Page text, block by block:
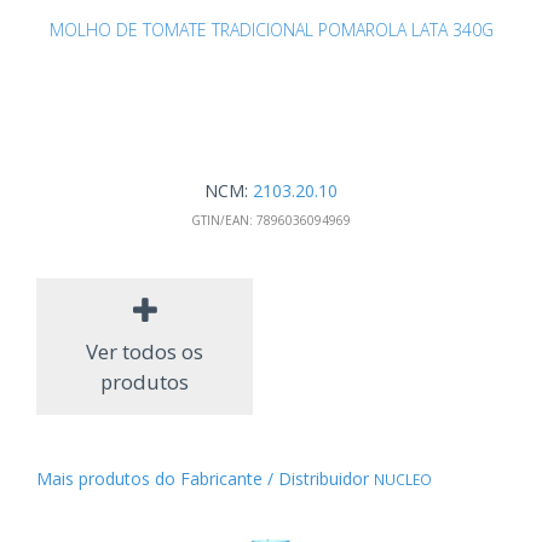
MOLHO DE TOMATE TRADICIONAL POMAROLA LATA 340G
NCM: 2103.20.10
GTIN/EAN: 7896036094969
Ver todos os
produtos
Mais produtos do Fabricante / Distribuidor NUCLEO